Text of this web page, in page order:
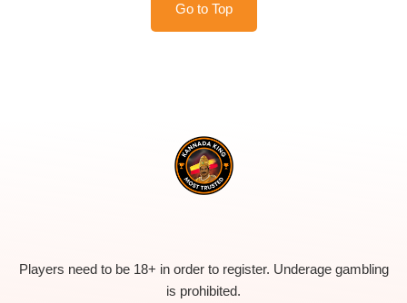
Go to Top
Players need to be 18+ in order to register. Underage gambling
is prohibited.